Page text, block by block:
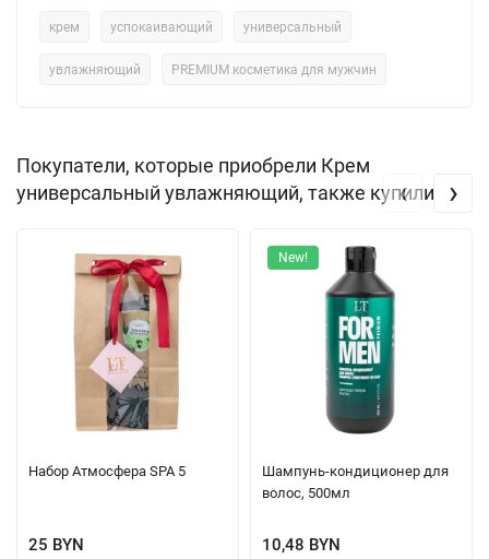
крем успокаивающий универсальный
увлажняющий PREMIUM косметика для мужчин
Покупатели, которые приобрели Крем
универсальный увлажняющий, также купили
Набор Атмосфера SPA 5
25 BYN
New!
Шампунь-кондиционер для
волос, 500мл
10,48 BYN
‹ ›